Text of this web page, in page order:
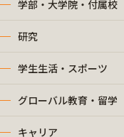
学部・大学院・付属校
研究
学生生活・スポーツ
グローバル教育・留学
キャリア